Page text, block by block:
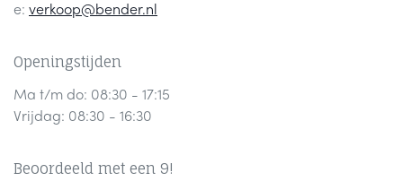
e: verkoop@bender.nl
Openingstijden
Ma t/m do: 08:30 - 17:15
Vrijdag: 08:30 - 16:30
Beoordeeld met een 9!